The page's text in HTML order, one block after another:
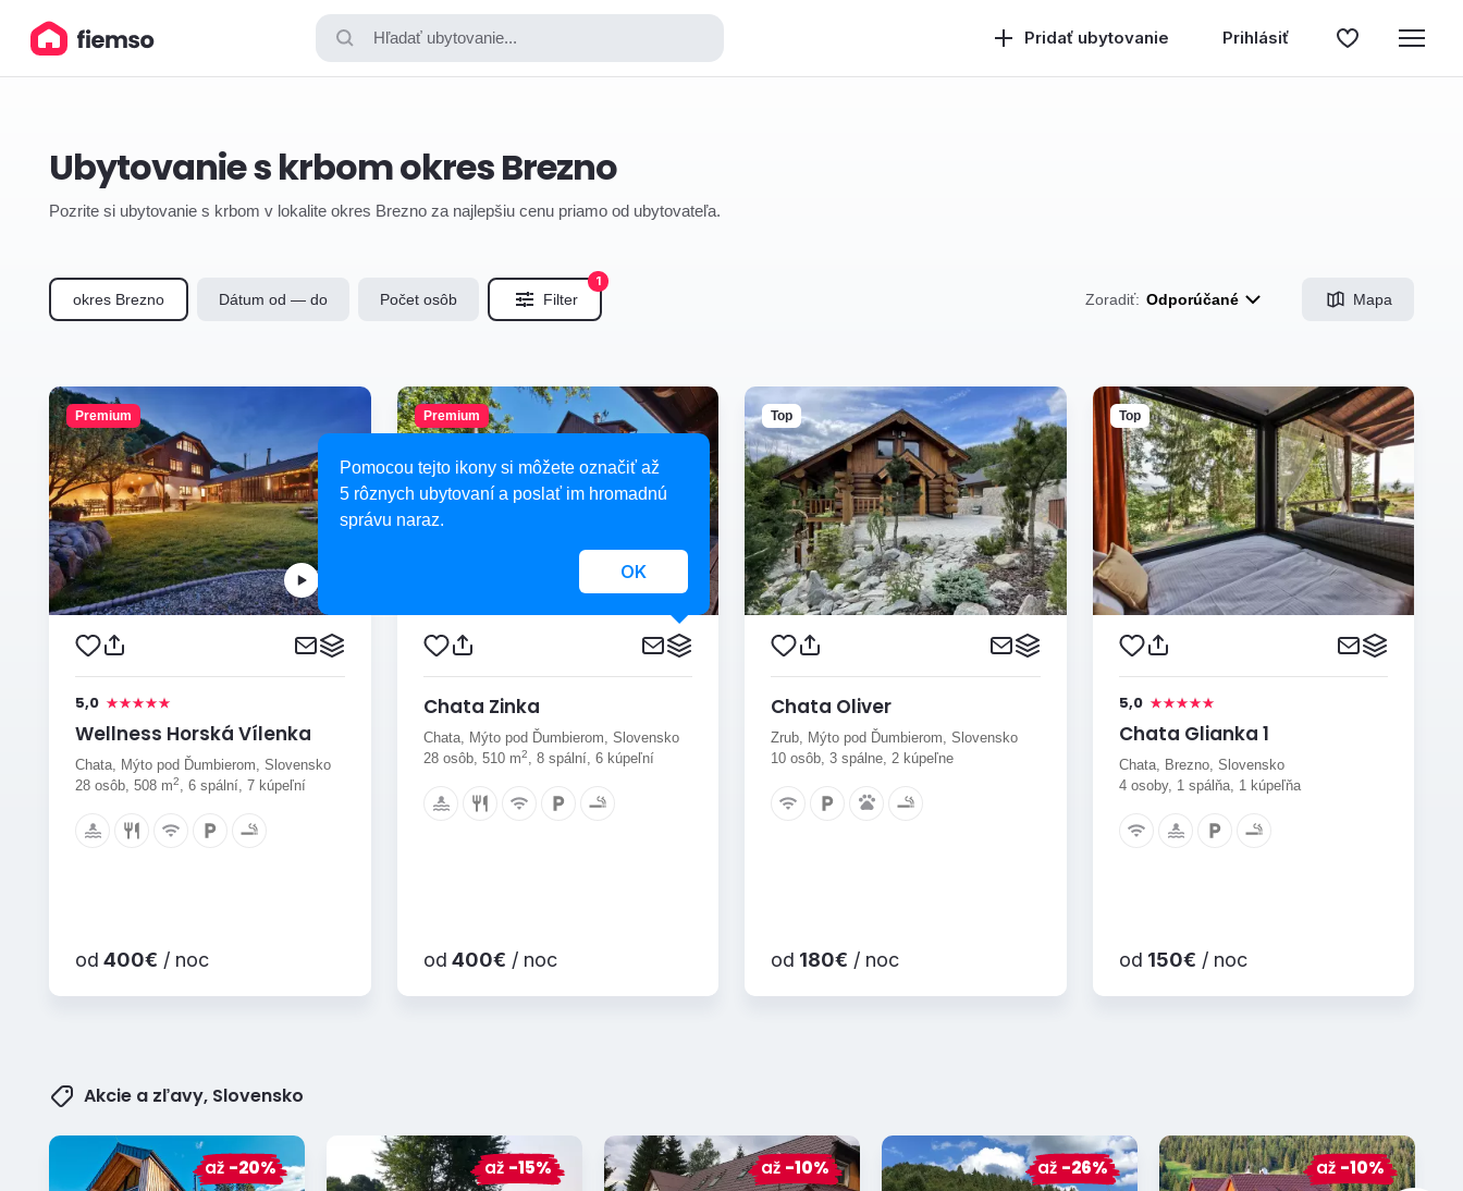
Hľadať ubytovanie... Pridať ubytovanie Prihlásiť
Ubytovanie s krbom okres Brezno
Pozrite si ubytovanie s krbom v lokalite okres Brezno za najlepšiu cenu priamo od ubytovateľa.
okres Brezno Dátum od — do Počet osôb Filter
1
Zoradiť: Odporúčané Mapa
5,0
Wellness Horská Vílenka
Chata, Mýto pod Ďumbierom, Slovensko
28 osôb, 508 m2, 6 spální, 7 kúpeľní
od 400€ / noc
Premium
Chata Zinka
Chata, Mýto pod Ďumbierom, Slovensko
28 osôb, 510 m2, 8 spální, 6 kúpeľní
od 400€ / noc
Premium
Chata Oliver
Zrub, Mýto pod Ďumbierom, Slovensko
10 osôb, 3 spálne, 2 kúpeľne
od 180€ / noc
Top
5,0
Chata Glianka 1
Chata, Brezno, Slovensko
4 osoby, 1 spálňa, 1 kúpeľňa
od 150€ / noc
Top
Akcie a zľavy, Slovensko
až -20% až -15% až -10% až -26% až -10%
Pomocou tejto ikony si môžete označiť až
5 rôznych ubytovaní a poslať im hromadnú
správu naraz.
OK